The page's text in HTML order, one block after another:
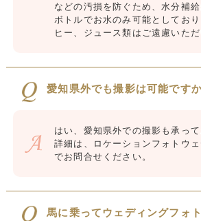
などの汚損を防ぐため、水分補
ボトルでお水のみ可能としてお
ヒー、ジュース類はご遠慮いただ
愛知県外でも撮影は可能です
はい、愛知県外での撮影も承って
詳細は、ロケーションフォトウ
でお問合せください。
馬に乗ってウェディングフォ